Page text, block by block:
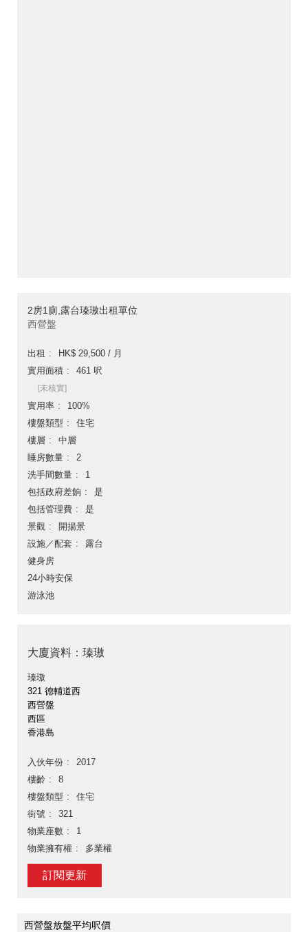
2房1廁,露台瑧璈出租單位
西營盤
出租
HK$ 29,500 / 月
實用面積
461 呎
[未核實]
實用率
100%
樓盤類型
住宅
樓層
中層
睡房數量
2
洗手間數量
1
包括政府差餉
是
包括管理費
是
景觀
開揚景
設施／配套
露台
健身房
24小時安保
游泳池
大廈資料：瑧璈
瑧璈
321 德輔道西
西營盤
西區
香港島
入伙年份
2017
樓齡
8
樓盤類型
住宅
街號
321
物業座數
1
物業擁有權
多業權
訂閱更新
西營盤放盤平均呎價